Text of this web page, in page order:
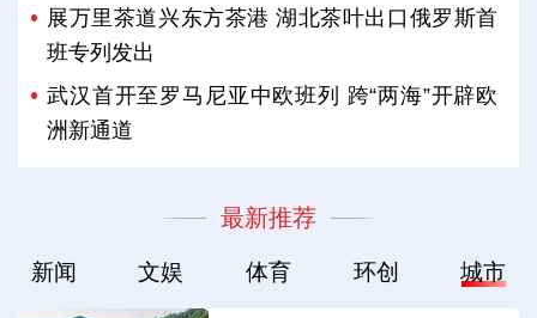
展万里茶道兴东方茶港 湖北茶叶出口俄罗斯首
班专列发出
武汉首开至罗马尼亚中欧班列 跨“两海”开辟欧
洲新通道
最新推荐
新闻 文娱 体育 环创 城市